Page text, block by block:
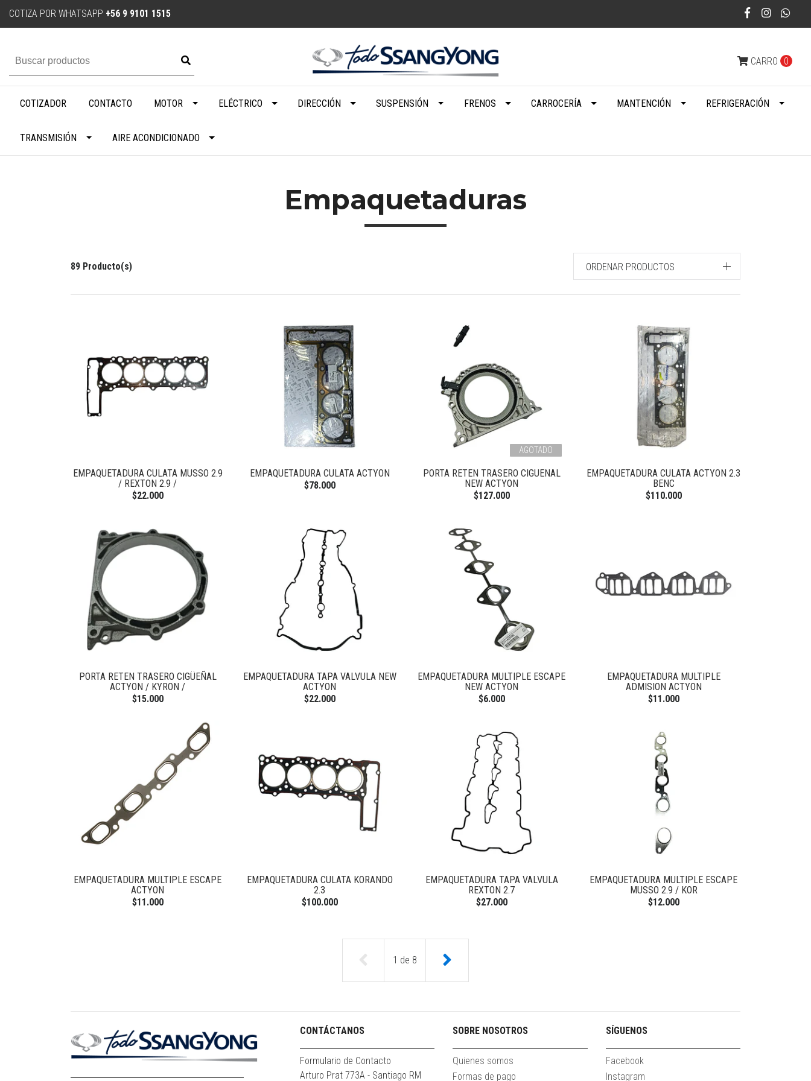
COTIZA POR WHATSAPP +56 9 9101 1515
CARRO 0
COTIZADOR CONTACTO MOTOR ELÉCTRICO DIRECCIÓN SUSPENSIÓN FRENOS CARROCERÍA MANTENCIÓN REFRIGERACIÓN
TRANSMISIÓN AIRE ACONDICIONADO
Empaquetaduras
89 Producto(s) ORDENAR PRODUCTOS
EMPAQUETADURA CULATA MUSSO 2.9
/ REXTON 2.9 /
$22.000
EMPAQUETADURA CULATA ACTYON
$78.000
AGOTADO
PORTA RETEN TRASERO CIGUENAL
NEW ACTYON
$127.000
EMPAQUETADURA CULATA ACTYON 2.3
BENC
$110.000
PORTA RETEN TRASERO CIGÜEÑAL
ACTYON / KYRON /
$15.000
EMPAQUETADURA TAPA VALVULA NEW
ACTYON
$22.000
EMPAQUETADURA MULTIPLE ESCAPE
NEW ACTYON
$6.000
EMPAQUETADURA MULTIPLE
ADMISION ACTYON
$11.000
EMPAQUETADURA MULTIPLE ESCAPE
ACTYON
$11.000
EMPAQUETADURA CULATA KORANDO
2.3
$100.000
EMPAQUETADURA TAPA VALVULA
REXTON 2.7
$27.000
EMPAQUETADURA MULTIPLE ESCAPE
MUSSO 2.9 / KOR
$12.000
1 de 8
CONTÁCTANOS
Formulario de Contacto
Arturo Prat 773A - Santiago RM
SOBRE NOSOTROS
Quienes somos
Formas de pago
SÍGUENOS
Facebook
Instagram